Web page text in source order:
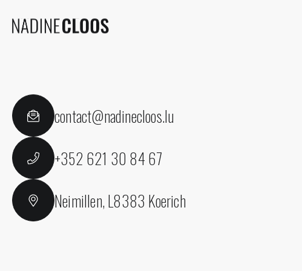
contact@nadinecloos.lu
+352 621 30 84 67
Neimillen, L8383 Koerich